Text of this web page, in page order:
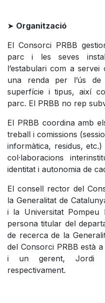
➤ Organització
El Consorci PRBB
parc i les seves
l’estabulari com a
una renda per l’ús
superfície i tipus, així
parc. El PRBB no rep
El PRBB coordina amb
treball i comissions
informàtica, residus,
col·laboracions
identitat i autonomia de
El consell rector del
la Generalitat de
i la Universitat
persona titular del
de recerca de la
del Consorci PRBB està
i un gerent, Jordi
respectivament.